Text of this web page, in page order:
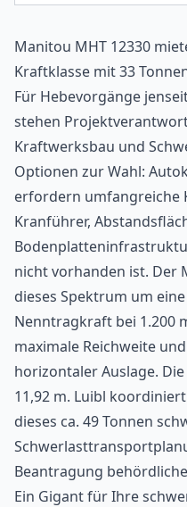
Manitou MHT 12330
Kraftklasse mit 33
Für Hebevorgänge
stehen
Kraftwerksbau und
Optionen zur Wahl:
erfordern umfangreiche
Kranführer,
nicht vorhanden ist. Der
dieses Spektrum um
Nenntragkraft bei 1.200
maximale Reichweite
horizontaler Auslage.
11,92 m. Luibl
dieses ca. 49 Tonnen
Beantragung
Ein Gigant für Ihre